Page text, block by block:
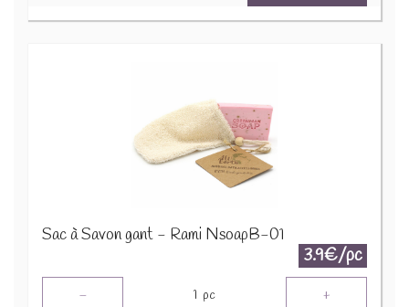
Sac à Savon gant - Rami NsoapB-01
3.9€/pc
- 1 pc +